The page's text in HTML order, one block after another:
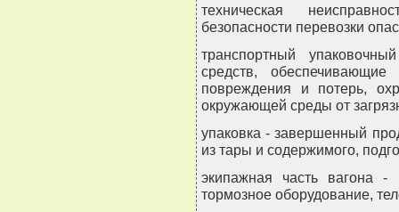
техническая
безопасности перевозки
транспортный
средств,
повреждения и потерь,
окружающей среды от
упаковка - завершенный
из тары и содержимого,
экипажная часть вагона -
тормозное оборудование,